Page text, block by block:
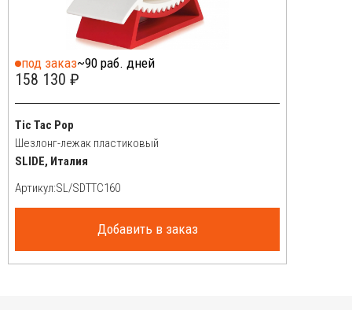
под заказ~90 раб. дней
158 130 ₽
Tic Tac Pop
Шезлонг-лежак пластиковый
SLIDE, Италия
Артикул:
Добавить в заказ